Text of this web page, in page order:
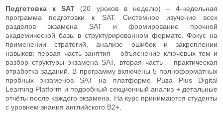
Подготовка к SAT (20 уроков в неделю) – 4-недельная
программа подготовки к SAT. Системное изучение всех
разделов экзамена SAT и формирование прочной
академической базы в структурированном формате. Фокус на
применении стратегий, анализе ошибок и закреплении
навыков: первая часть занятия – объяснение ключевых тем и
разбор структуры экзамена SAT, вторая часть – практическая
отработка заданий. В программу включены 5 полноформатных
пробных экзаменов SAT на платформе Puza Plus Digital
Learning Platform и подробный секционный анализ + детальные
отчёты после каждого экзамена. На курс принимаются студенты
с уровнем знания английского В2+.